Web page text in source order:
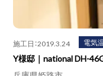
施工日：2019.3.24 電気
Y様邸｜national DH-